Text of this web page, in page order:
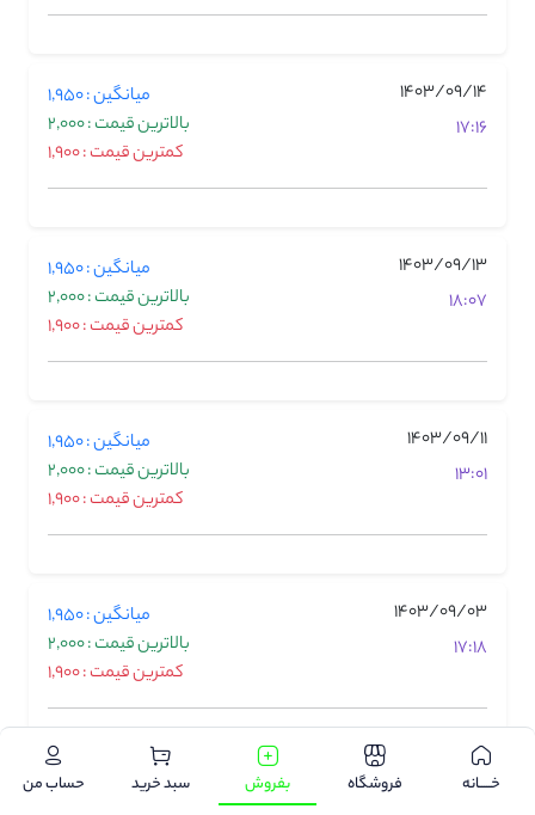
1403/09/14
17:16
میانگین : 1,950
بالاترین قیمت : 2,000
کمترین قیمت : 1,900
1403/09/13
18:07
میانگین : 1,950
بالاترین قیمت : 2,000
کمترین قیمت : 1,900
1403/09/11
13:01
میانگین : 1,950
بالاترین قیمت : 2,000
کمترین قیمت : 1,900
1403/09/03
17:18
میانگین : 1,950
بالاترین قیمت : 2,000
کمترین قیمت : 1,900
1403/08/23
میانگین : 2,000
خـــــانه فروشگاه بفروش سبد خرید حساب من